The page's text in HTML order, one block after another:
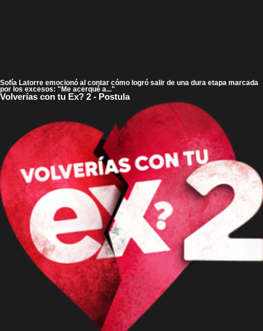
Sofía Latorre emocionó al contar cómo logró salir de una dura etapa marcada
por los excesos: "Me acerqué a..."
Volverías con tu Ex? 2 - Postula